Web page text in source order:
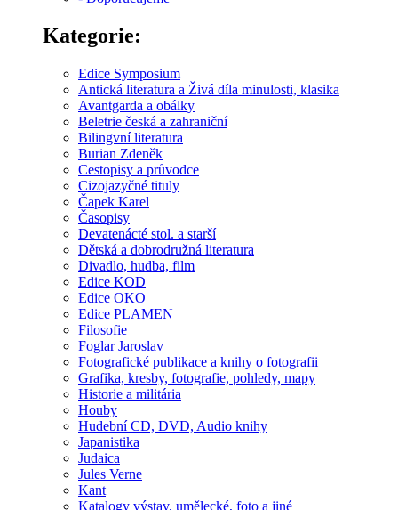
Kategorie:
Edice Symposium
Antická literatura a Živá díla minulosti, klasika
Avantgarda a obálky
Beletrie česká a zahraniční
Bilingvní literatura
Burian Zdeněk
Cestopisy a průvodce
Cizojazyčné tituly
Čapek Karel
Časopisy
Devatenácté stol. a starší
Dětská a dobrodružná literatura
Divadlo, hudba, film
Edice KOD
Edice OKO
Edice PLAMEN
Filosofie
Foglar Jaroslav
Fotografické publikace a knihy o fotografii
Grafika, kresby, fotografie, pohledy, mapy
Historie a militária
Houby
Hudební CD, DVD, Audio knihy
Japanistika
Judaica
Jules Verne
Kant
Katalogy výstav, umělecké, foto a jiné